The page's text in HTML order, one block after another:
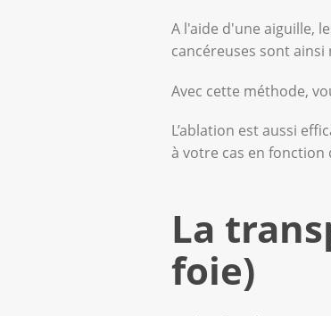
A l'aide d'une aiguille,
cancéreuses sont
Avec cette méthode,
L’ablation est aussi
à votre cas en
La
foie)